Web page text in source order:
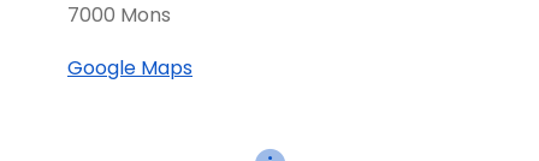
7000 Mons
Google Maps